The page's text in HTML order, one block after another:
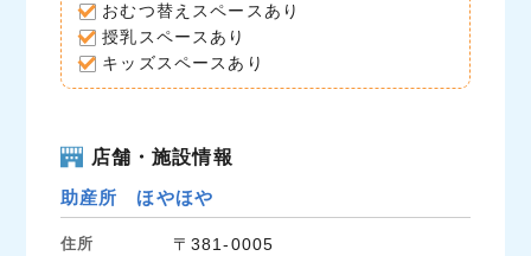
おむつ替えスペースあり
授乳スペースあり
キッズスペースあり
店舗・施設情報
助産所 ほやほや
住所
〒381-0005